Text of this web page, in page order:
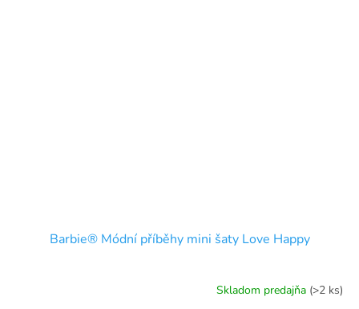
Barbie® Módní příběhy mini šaty Love Happy
Skladom predajňa (>2 ks)